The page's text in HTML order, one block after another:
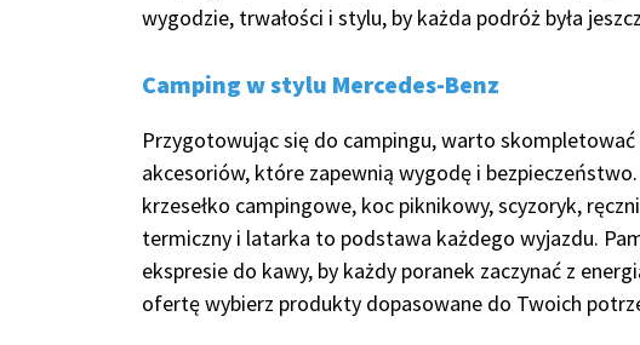
wygodzie, trwałości i stylu, by każda podróż była
Camping w stylu Mercedes-Benz
Przygotowując się do campingu, warto
akcesoriów, które zapewnią wygodę i bezpieczeństwo.
krzesełko campingowe, koc piknikowy, scyzoryk,
termiczny i latarka to podstawa każdego wyjazdu.
ekspresie do kawy, by każdy poranek zaczynać z
ofertę wybierz produkty dopasowane do Twoich